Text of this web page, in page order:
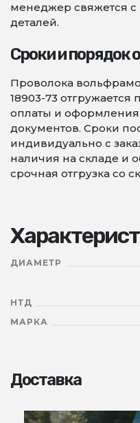
менеджер свяжется с
деталей.
Сроки и порядок
Проволока
18903-73
оплаты и
документов. Сроки
индивидуально с
наличия на складе и
срочная отгрузка со
ДИАМЕТР
НТД
МАРКА
Доставка